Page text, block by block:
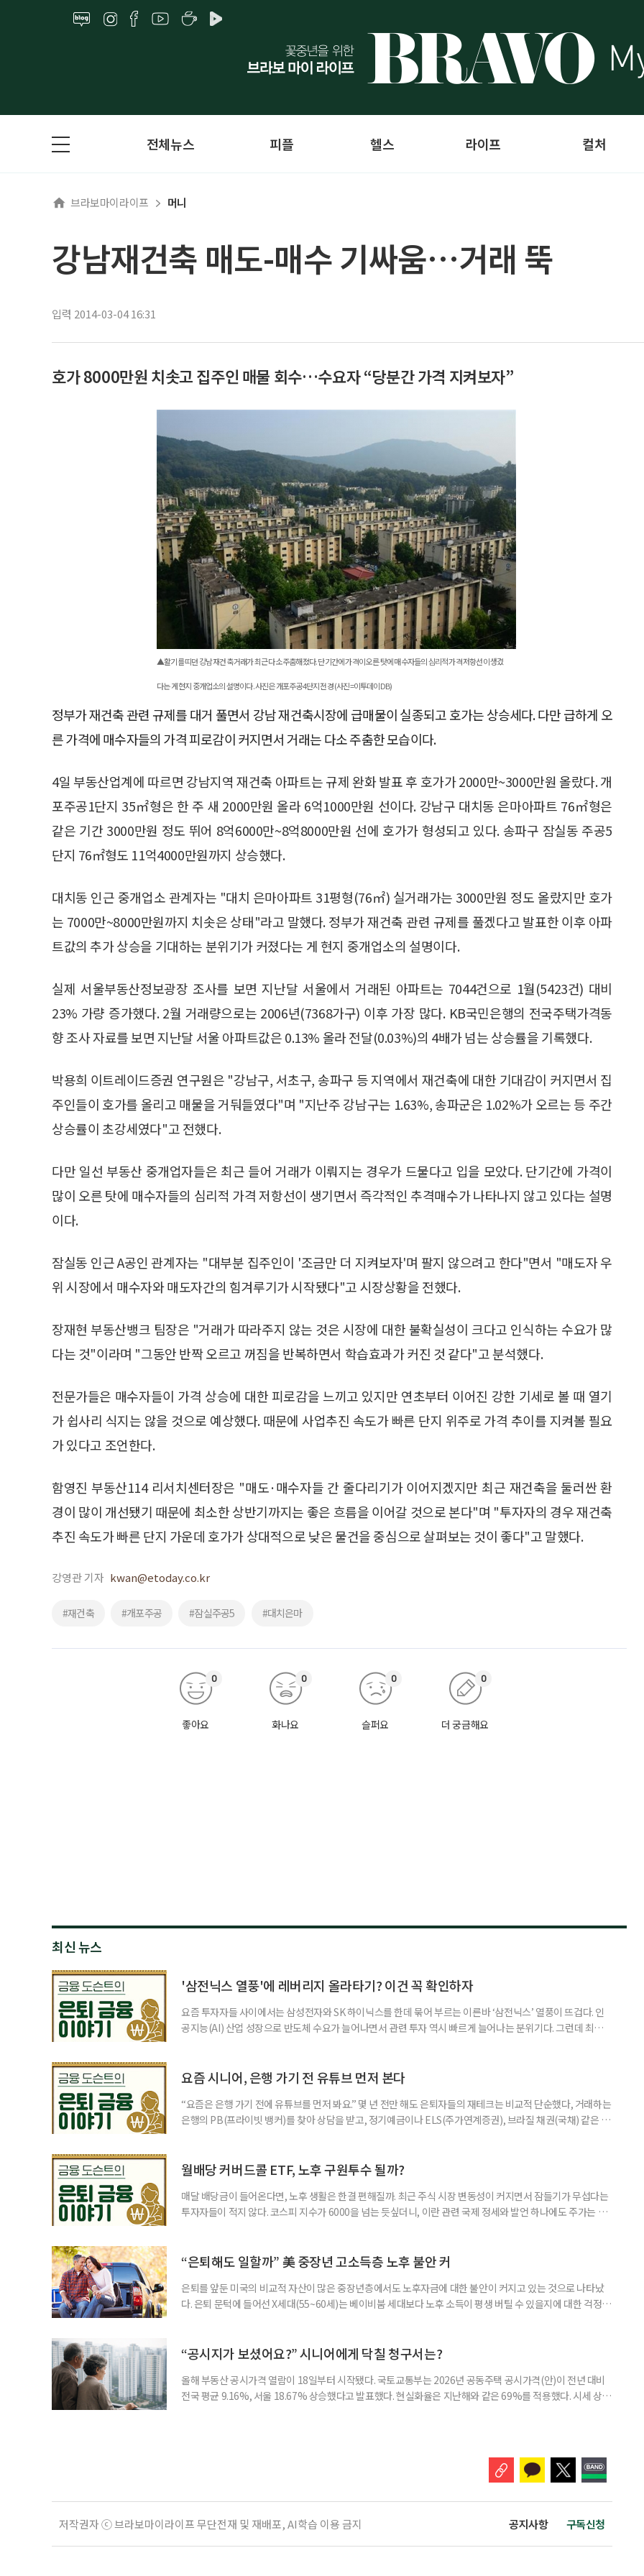
전체뉴스 피플 헬스 라이프 컬처
브라보마이라이프 머니
강남재건축 매도-매수 기싸움…거래 뚝
입력 2014-03-04 16:31
호가 8000만원 치솟고 집주인 매물 회수…수요자 “당분간 가격 지켜보자”
▲활기를 띠던 강남 재건축 거래가 최근 다소 주춤해졌다. 단기간에 가격이 오른 탓에 매수자들의 심리적 가격 저항선이 생겼
다는 게 현지 중개업소의 설명이다. 사진은 개포주공4단지 전경 (사진=이투데이DB)
정부가 재건축 관련 규제를 대거 풀면서 강남 재건축시장에 급매물이 실종되고 호가는 상승세다. 다만 급하게 오
른 가격에 매수자들의 가격 피로감이 커지면서 거래는 다소 주춤한 모습이다.
4일 부동산업계에 따르면 강남지역 재건축 아파트는 규제 완화 발표 후 호가가 2000만~3000만원 올랐다. 개
포주공1단지 35㎡형은 한 주 새 2000만원 올라 6억1000만원 선이다. 강남구 대치동 은마아파트 76㎡형은
같은 기간 3000만원 정도 뛰어 8억6000만~8억8000만원 선에 호가가 형성되고 있다. 송파구 잠실동 주공5
단지 76㎡형도 11억4000만원까지 상승했다.
대치동 인근 중개업소 관계자는 "대치 은마아파트 31평형(76㎡) 실거래가는 3000만원 정도 올랐지만 호가
는 7000만~8000만원까지 치솟은 상태"라고 말했다. 정부가 재건축 관련 규제를 풀겠다고 발표한 이후 아파
트값의 추가 상승을 기대하는 분위기가 커졌다는 게 현지 중개업소의 설명이다.
실제 서울부동산정보광장 조사를 보면 지난달 서울에서 거래된 아파트는 7044건으로 1월(5423건) 대비
23% 가량 증가했다. 2월 거래량으로는 2006년(7368가구) 이후 가장 많다. KB국민은행의 전국주택가격동
향 조사 자료를 보면 지난달 서울 아파트값은 0.13% 올라 전달(0.03%)의 4배가 넘는 상승률을 기록했다.
박용희 이트레이드증권 연구원은 "강남구, 서초구, 송파구 등 지역에서 재건축에 대한 기대감이 커지면서 집
주인들이 호가를 올리고 매물을 거둬들였다"며 "지난주 강남구는 1.63%, 송파군은 1.02%가 오르는 등 주간
상승률이 초강세였다"고 전했다.
다만 일선 부동산 중개업자들은 최근 들어 거래가 이뤄지는 경우가 드물다고 입을 모았다. 단기간에 가격이
많이 오른 탓에 매수자들의 심리적 가격 저항선이 생기면서 즉각적인 추격매수가 나타나지 않고 있다는 설명
이다.
잠실동 인근 A공인 관계자는 "대부분 집주인이 '조금만 더 지켜보자'며 팔지 않으려고 한다"면서 "매도자 우
위 시장에서 매수자와 매도자간의 힘겨루기가 시작됐다"고 시장상황을 전했다.
장재현 부동산뱅크 팀장은 "거래가 따라주지 않는 것은 시장에 대한 불확실성이 크다고 인식하는 수요가 많
다는 것"이라며 "그동안 반짝 오르고 꺼짐을 반복하면서 학습효과가 커진 것 같다"고 분석했다.
전문가들은 매수자들이 가격 상승에 대한 피로감을 느끼고 있지만 연초부터 이어진 강한 기세로 볼 때 열기
가 쉽사리 식지는 않을 것으로 예상했다. 때문에 사업추진 속도가 빠른 단지 위주로 가격 추이를 지켜볼 필요
가 있다고 조언한다.
함영진 부동산114 리서치센터장은 "매도·매수자들 간 줄다리기가 이어지겠지만 최근 재건축을 둘러싼 환
경이 많이 개선됐기 때문에 최소한 상반기까지는 좋은 흐름을 이어갈 것으로 본다"며 "투자자의 경우 재건축
추진 속도가 빠른 단지 가운데 호가가 상대적으로 낮은 물건을 중심으로 살펴보는 것이 좋다"고 말했다.
강영관 기자 kwan@etoday.co.kr
#재건축 #개포주공 #잠실주공5 #대치은마
좋아요
0
화나요
0
슬퍼요
0
더 궁금해요
0
최신 뉴스
'삼전닉스 열풍'에 레버리지 올라타기? 이건 꼭 확인하자
요즘 투자자들 사이에서는 삼성전자와 SK 하이닉스를 한데 묶어 부르는 이른바 ‘삼전닉스’ 열풍이 뜨겁다. 인
공지능(AI) 산업 성장으로 반도체 수요가 늘어나면서 관련 투자 역시 빠르게 늘어나는 분위기다. 그런데 최근
투자자라면 반드시 알아야 할 핵심 위험 요소를 짚어본다. 수익도 2배, 손실도 2배… 레버리지의 두 얼
요즘 시니어, 은행 가기 전 유튜브 먼저 본다
“요즘은 은행 가기 전에 유튜브를 먼저 봐요.” 몇 년 전만 해도 은퇴자들의 재테크는 비교적 단순했다, 거래하는
은행의 PB(프라이빗 뱅커)를 찾아 상담을 받고, 정기예금이나 ELS(주가연계증권), 브라질 채권(국채) 같은 고
브에서 정보를 서울에 사는 60대 A 씨는 최근 IRP(개인형퇴직연금) 계좌를 직접 손보기 시작했
월배당 커버드콜 ETF, 노후 구원투수 될까?
매달 배당금이 들어온다면, 노후 생활은 한결 편해질까. 최근 주식 시장 변동성이 커지면서 잠들기가 무섭다는
투자자들이 적지 않다. 코스피 지수가 6000을 넘는 듯싶더니, 이란 관련 국제 정세와 발언 하나에도 주가는 오
에서도 월배당 커버드콜 ETF는 은퇴자와 은퇴를 앞둔 이들에게 ‘매달 들어오는 돈’이라는 점에서 다시 주목
“은퇴해도 일할까” 美 중장년 고소득층 노후 불안 커
은퇴를 앞둔 미국의 비교적 자산이 많은 중장년층에서도 노후자금에 대한 불안이 커지고 있는 것으로 나타났
다. 은퇴 문턱에 들어선 X세대(55~60세)는 베이비붐 세대보다 노후 소득이 평생 버틸 수 있을지에 대한 걱정이
고 있다는 뜻으로 읽힌다. 지난 1일 미국의 은퇴보장 전문 보험·금융회사 글로벌애틀랜틱이 발표한 ‘
“공시지가 보셨어요?” 시니어에게 닥칠 청구서는?
올해 부동산 공시가격 열람이 18일부터 시작됐다. 국토교통부는 2026년 공동주택 공시가격(안)이 전년 대비
전국 평균 9.16%, 서울 18.67% 상승했다고 발표했다. 현실화율은 지난해와 같은 69%를 적용했다. 시세 상승
저작권자 ⓒ 브라보마이라이프 무단전재 및 재배포, AI학습 이용 금지 공지사항 구독신청